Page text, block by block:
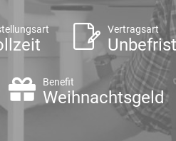
Vertragsart
Benefit
Weihnachtsgeld